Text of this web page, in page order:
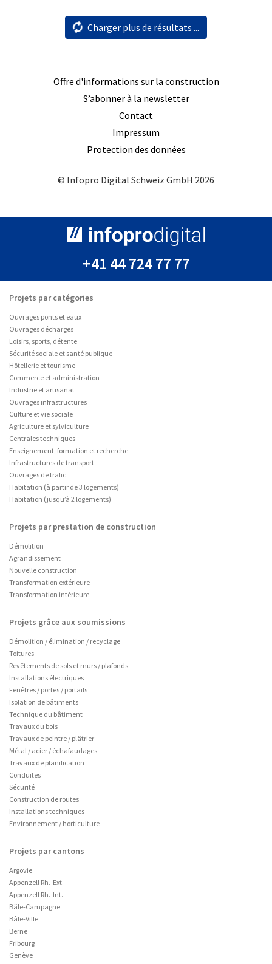
Charger plus de résultats ...
Offre d'informations sur la construction
S’abonner à la newsletter
Contact
Impressum
Protection des données
© Infopro Digital Schweiz GmbH 2026
+41 44 724 77 77
Projets par catégories
Ouvrages ponts et eaux
Ouvrages décharges
Loisirs, sports, détente
Sécurité sociale et santé publique
Hôtellerie et tourisme
Commerce et administration
Industrie et artisanat
Ouvrages infrastructures
Culture et vie sociale
Agriculture et sylviculture
Centrales techniques
Enseignement, formation et recherche
Infrastructures de transport
Ouvrages de trafic
Habitation (à partir de 3 logements)
Habitation (jusqu’à 2 logements)
Projets par prestation de construction
Démolition
Agrandissement
Nouvelle construction
Transformation extérieure
Transformation intérieure
Projets grâce aux soumissions
Démolition / élimination / recyclage
Toitures
Revêtements de sols et murs / plafonds
Installations électriques
Fenêtres / portes / portails
Isolation de bâtiments
Technique du bâtiment
Travaux du bois
Travaux de peintre / plâtrier
Métal / acier / échafaudages
Travaux de planification
Conduites
Sécurité
Construction de routes
Installations techniques
Environnement / horticulture
Projets par cantons
Argovie
Appenzell Rh.-Ext.
Appenzell Rh.-Int.
Bâle-Campagne
Bâle-Ville
Berne
Fribourg
Genève